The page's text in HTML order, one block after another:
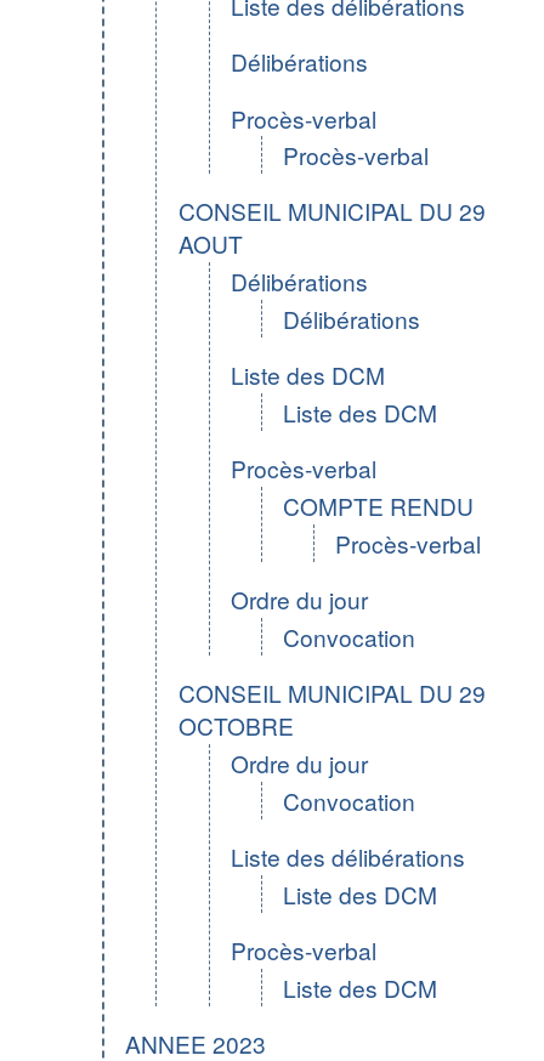
Délibérations
Procès-verbal
Procès-verbal
CONSEIL MUNICIPAL DU 29
AOUT
Délibérations
Délibérations
Liste des DCM
Liste des DCM
Procès-verbal
COMPTE RENDU
Procès-verbal
Ordre du jour
Convocation
CONSEIL MUNICIPAL DU 29
OCTOBRE
Ordre du jour
Convocation
Liste des délibérations
Liste des DCM
Procès-verbal
Liste des DCM
ANNEE 2023